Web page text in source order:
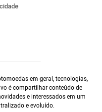
em geral, tecnologias,
é compartilhar conteúdo de
e interessados em um
e evoluído.